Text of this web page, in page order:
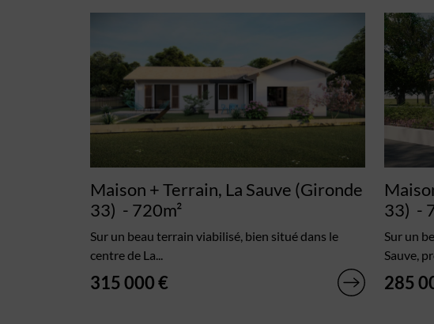
Maison + Terrain, La Sauve (Gironde
33) - 720m²
Sur un beau terrain viabilisé, bien situé dans le
centre de La...
315 000 €
33) -
Sur un
Sauve,
285